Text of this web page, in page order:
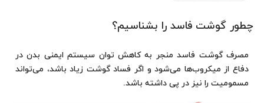
چطور گوشت فاسد را بشناسیم؟
مصرف گوشت فاسد منجر به کاهش توان سیستم ایمنی بدن در
دفاع از میکروب‌ها می‌شود و اگر فساد گوشت زیاد باشد، می‌تواند
مسمومیت را نیز در پی داشته باشد.